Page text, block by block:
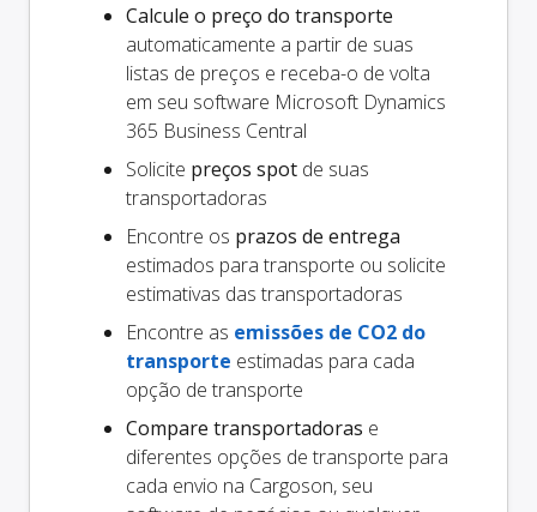
Calcule o preço do transporte
automaticamente a partir de suas
listas de preços e receba-o de volta
em seu software Microsoft Dynamics
365 Business Central
Solicite preços spot de suas
transportadoras
Encontre os prazos de entrega
estimados para transporte ou solicite
estimativas das transportadoras
Encontre as emissões de CO2 do
transporte estimadas para cada
opção de transporte
Compare transportadoras e
diferentes opções de transporte para
cada envio na Cargoson, seu